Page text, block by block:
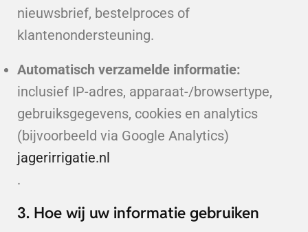
nieuwsbrief, bestelproces of
klantenondersteuning.
Automatisch verzamelde informatie:
inclusief IP-adres, apparaat-/browsertype,
gebruiksgegevens, cookies en analytics
(bijvoorbeeld via Google Analytics)
jagerirrigatie.nl
.
3. Hoe wij uw informatie gebruiken